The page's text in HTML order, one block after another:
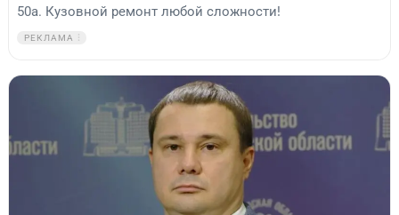
50а. Кузовной ремонт любой сложности!
РЕКЛАМА